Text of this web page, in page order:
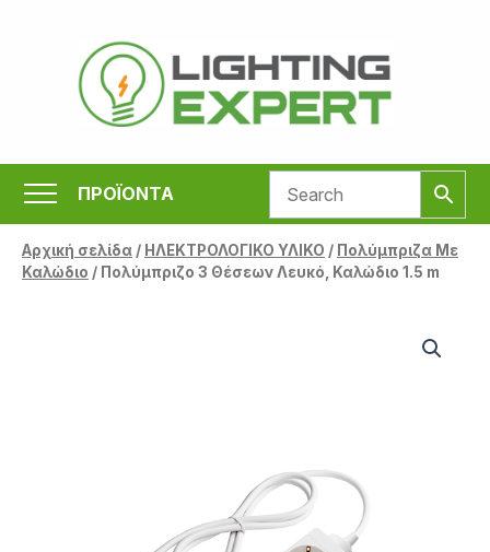
περιεχόμενο
ΠΡΟΪΟΝΤΑ
Αρχική σελίδα/ ΗΛΕΚΤΡΟΛΟΓΙΚΟ ΥΛΙΚΟ / Πολύμπριζα Με
Καλώδιο / Πολύμπριζο 3 Θέσεων Λευκό, Καλώδιο 1.5 m